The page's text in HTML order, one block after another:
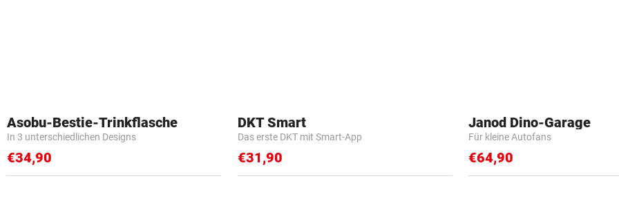
Asobu-Bestie-Trinkflasche
In 3 unterschiedlichen Designs
€34,90
DKT Smart
Das erste DKT mit Smart-App
€31,90
Janod Dino-Garage
Für kleine Autofans
€64,90